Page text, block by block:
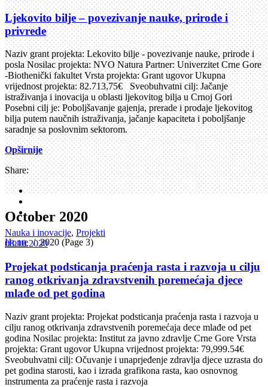
October 2020
Home/2020 (Page 3)
Ljekovito bilje – povezivanje nauke, prirode i
privrede
Naziv grant projekta: Lekovito bilje - povezivanje nauke, prirode i
posla Nosilac projekta: NVO Natura Partner: Univerzitet Crne Gore
-Biothenički fakultet Vrsta projekta: Grant ugovor Ukupna
vrijednost projekta: 82.713,75€ Sveobuhvatni cilj: Jačanje
istraživanja i inovacija u oblasti ljekovitog bilja u Crnoj Gori
Posebni cilj je: Poboljšavanje gajenja, prerade i prodaje ljekovitog
bilja putem naučnih istraživanja, jačanje kapaciteta i poboljšanje
saradnje sa poslovnim sektorom.
Opširnije
Share:
Nauka i inovacije, Projekti
08.10.2020
Projekat podsticanja praćenja rasta i razvoja u cilju
ranog otkrivanja zdravstvenih poremećaja djece
mlađe od pet godina
Naziv grant projekta: Projekat podsticanja praćenja rasta i razvoja u
cilju ranog otkrivanja zdravstvenih poremećaja dece mlađe od pet
godina Nosilac projekta: Institut za javno zdravlje Crne Gore Vrsta
projekta: Grant ugovor Ukupna vrijednost projekta: 79,999.54€
Sveobuhvatni cilj: Očuvanje i unaprjeđenje zdravlja djece uzrasta do
pet godina starosti, kao i izrada grafikona rasta, kao osnovnog
instrumenta za praćenje rasta i razvoja